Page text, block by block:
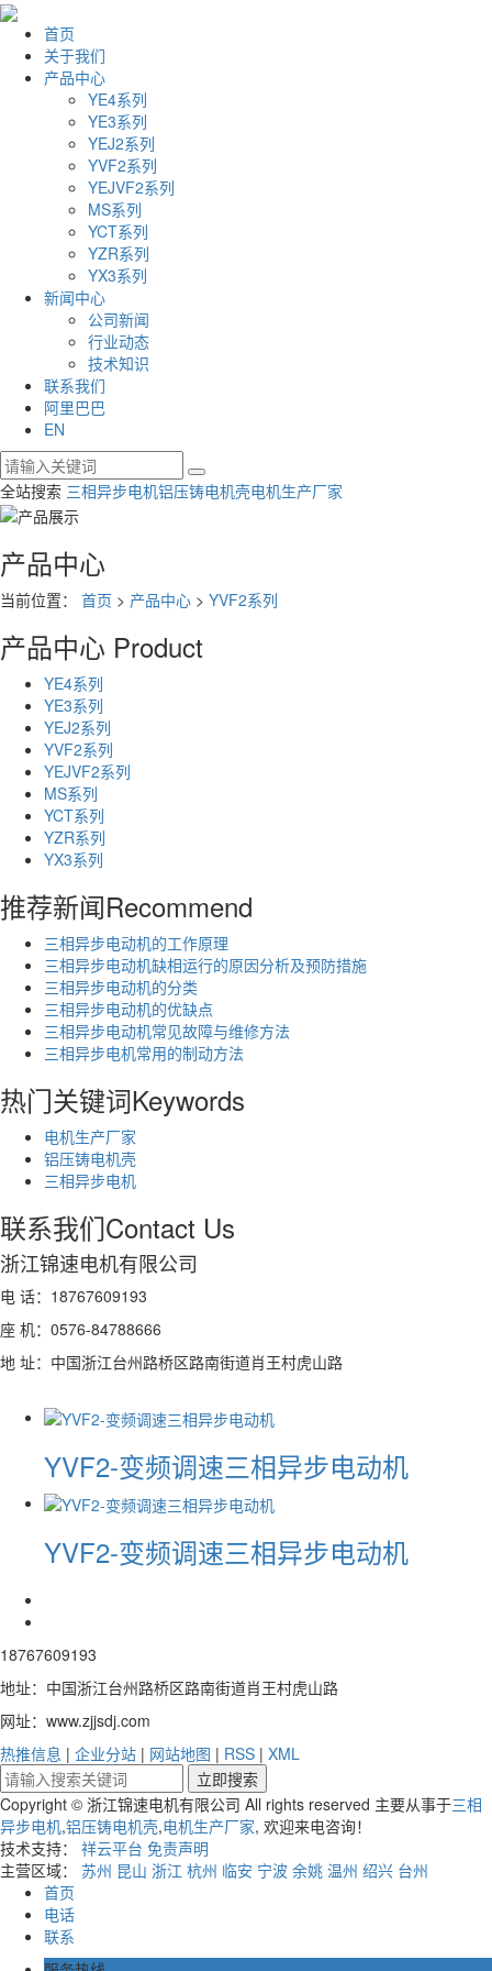
首页
关于我们
产品中心
YE4系列
YE3系列
YEJ2系列
YVF2系列
YEJVF2系列
MS系列
YCT系列
YZR系列
YX3系列
新闻中心
公司新闻
行业动态
技术知识
联系我们
阿里巴巴
EN
全站搜索 三相异步电机铝压铸电机壳电机生产厂家
产品中心
当前位置： 首页 > 产品中心 > YVF2系列
产品中心 Product
YE4系列
YE3系列
YEJ2系列
YVF2系列
YEJVF2系列
MS系列
YCT系列
YZR系列
YX3系列
推荐新闻Recommend
三相异步电动机的工作原理
三相异步电动机缺相运行的原因分析及预防措施
三相异步电动机的分类
三相异步电动机的优缺点
三相异步电动机常见故障与维修方法
三相异步电机常用的制动方法
热门关键词Keywords
电机生产厂家
铝压铸电机壳
三相异步电机
联系我们Contact Us
浙江锦速电机有限公司
电 话：18767609193
座 机：0576-84788666
地 址：中国浙江台州路桥区路南街道肖王村虎山路
YVF2-变频调速三相异步电动机
YVF2-变频调速三相异步电动机
18767609193
地址：中国浙江台州路桥区路南街道肖王村虎山路
网址：www.zjjsdj.com
热推信息 | 企业分站 | 网站地图 | RSS | XML
Copyright © 浙江锦速电机有限公司 All rights reserved 主要从事于三相
异步电机,铝压铸电机壳,电机生产厂家, 欢迎来电咨询！
技术支持： 祥云平台 免责声明
主营区域： 苏州 昆山 浙江 杭州 临安 宁波 余姚 温州 绍兴 台州
首页
电话
联系